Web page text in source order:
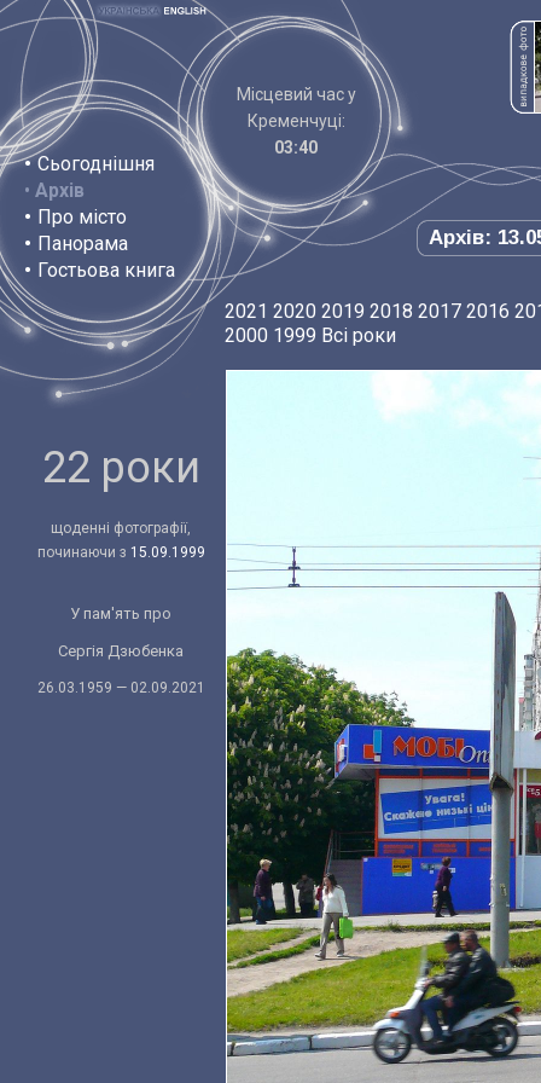
• Сьогоднішня
• Архів
• Про місто
• Панорама
• Гостьова книга
Місцевий час у
Кременчуці:
03:40
Архів:
22 роки
щоденні фотографії,
починаючи з 15.09.1999
У пам'ять про
Сергія Дзюбенка
26.03.1959 — 02.09.2021
2021 2020 2019 2018 2017 2016
2000 1999 Всі роки